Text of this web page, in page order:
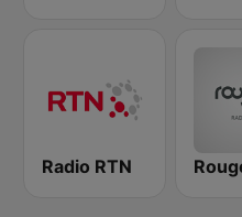
Radio RTN